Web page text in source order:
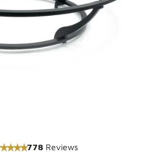
778 Reviews